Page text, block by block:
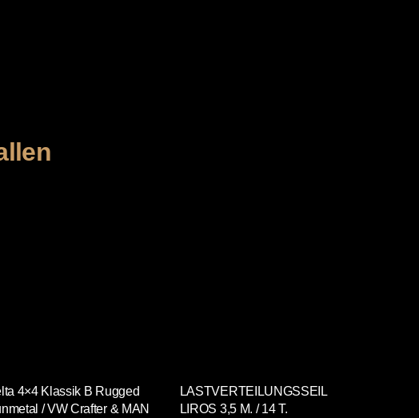
4×4 Klassik B Rugged
/ VW Crafter & MAN
LASTVERTEILUNGSSEIL
LIROS 3,5 M. / 14 T.